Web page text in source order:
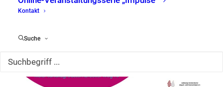
Kontakt
Suche